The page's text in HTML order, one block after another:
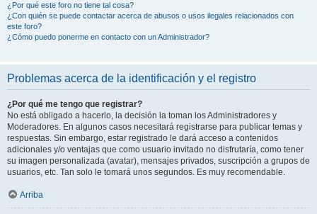
¿Por qué este foro no tiene tal cosa?
¿Con quién se puede contactar acerca de abusos o usos ilegales relacionados con
este foro?
¿Cómo puedo ponerme en contacto con un Administrador?
Problemas acerca de la identificación y el registro
¿Por qué me tengo que registrar?
No está obligado a hacerlo, la decisión la toman los Administradores y
Moderadores. En algunos casos necesitará registrarse para publicar temas y
respuestas. Sin embargo, estar registrado le dará acceso a contenidos
adicionales y/o ventajas que como usuario invitado no disfrutaría, como tener
su imagen personalizada (avatar), mensajes privados, suscripción a grupos de
usuarios, etc. Tan solo le tomará unos segundos. Es muy recomendable.
Arriba